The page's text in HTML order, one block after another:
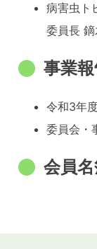
病害虫ト
委員長 鏑
事業
令和3年
委員会・
会員